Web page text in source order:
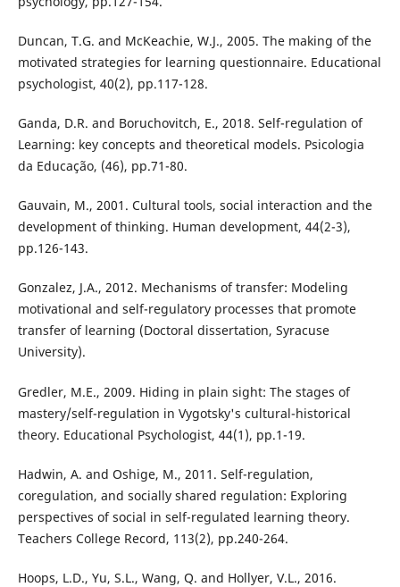
Duncan, T.G. and McKeachie, W.J., 2005. The making of the
motivated strategies for learning questionnaire. Educational
psychologist, 40(2), pp.117-128.
Ganda, D.R. and Boruchovitch, E., 2018. Self-regulation of
Learning: key concepts and theoretical models. Psicologia
da Educação, (46), pp.71-80.
Gauvain, M., 2001. Cultural tools, social interaction and the
development of thinking. Human development, 44(2-3),
pp.126-143.
Gonzalez, J.A., 2012. Mechanisms of transfer: Modeling
motivational and self-regulatory processes that promote
transfer of learning (Doctoral dissertation, Syracuse
University).
Gredler, M.E., 2009. Hiding in plain sight: The stages of
mastery/self-regulation in Vygotsky's cultural-historical
theory. Educational Psychologist, 44(1), pp.1-19.
Hadwin, A. and Oshige, M., 2011. Self-regulation,
coregulation, and socially shared regulation: Exploring
perspectives of social in self-regulated learning theory.
Teachers College Record, 113(2), pp.240-264.
Hoops, L.D., Yu, S.L., Wang, Q. and Hollyer, V.L., 2016.